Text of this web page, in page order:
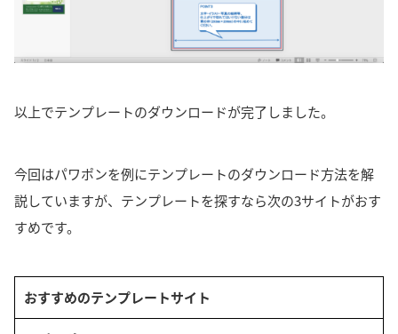
以上でテンプレートのダウンロードが完了しました。
今回はパワポンを例にテンプレートのダウンロード方法を解
説していますが、テンプレートを探すなら次の3サイトがおす
すめです。
おすすめのテンプレートサイト